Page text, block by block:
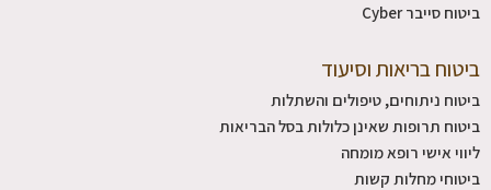
ביטוח סייבר Cyber
ביטוח בריאות וסיעוד
ביטוח ניתוחים, טיפולים והשתלות
ביטוח תרופות שאינן כלולות בסל הבריאות
ליווי אישי רופא מומחה
ביטוחי מחלות קשות